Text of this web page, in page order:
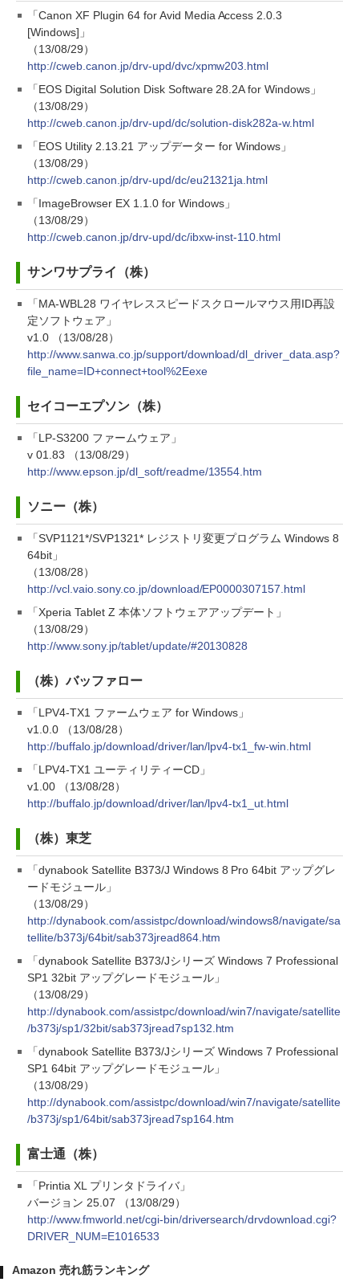
「Canon XF Plugin 64 for Avid Media Access 2.0.3
[Windows]」
（13/08/29）
http://cweb.canon.jp/drv-upd/dvc/xpmw203.html
「EOS Digital Solution Disk Software 28.2A for Windows」
（13/08/29）
http://cweb.canon.jp/drv-upd/dc/solution-disk282a-w.html
「EOS Utility 2.13.21 アップデーター for Windows」
（13/08/29）
http://cweb.canon.jp/drv-upd/dc/eu21321ja.html
「ImageBrowser EX 1.1.0 for Windows」
（13/08/29）
http://cweb.canon.jp/drv-upd/dc/ibxw-inst-110.html
サンワサプライ（株）
「MA-WBL28 ワイヤレススピードスクロールマウス用ID再設
定ソフトウェア」
v1.0 （13/08/28）
http://www.sanwa.co.jp/support/download/dl_driver_data.asp?
file_name=ID+connect+tool%2Eexe
セイコーエプソン（株）
「LP-S3200 ファームウェア」
v 01.83 （13/08/29）
http://www.epson.jp/dl_soft/readme/13554.htm
ソニー（株）
「SVP1121*/SVP1321* レジストリ変更プログラム Windows 8
64bit」
（13/08/28）
http://vcl.vaio.sony.co.jp/download/EP0000307157.html
「Xperia Tablet Z 本体ソフトウェアアップデート」
（13/08/29）
http://www.sony.jp/tablet/update/#20130828
（株）バッファロー
「LPV4-TX1 ファームウェア for Windows」
v1.0.0 （13/08/28）
http://buffalo.jp/download/driver/lan/lpv4-tx1_fw-win.html
「LPV4-TX1 ユーティリティーCD」
v1.00 （13/08/28）
http://buffalo.jp/download/driver/lan/lpv4-tx1_ut.html
（株）東芝
「dynabook Satellite B373/J Windows 8 Pro 64bit アップグレ
ードモジュール」
（13/08/29）
http://dynabook.com/assistpc/download/windows8/navigate/sa
tellite/b373j/64bit/sab373jread864.htm
「dynabook Satellite B373/Jシリーズ Windows 7 Professional
SP1 32bit アップグレードモジュール」
（13/08/29）
http://dynabook.com/assistpc/download/win7/navigate/satellite
/b373j/sp1/32bit/sab373jread7sp132.htm
「dynabook Satellite B373/Jシリーズ Windows 7 Professional
SP1 64bit アップグレードモジュール」
（13/08/29）
http://dynabook.com/assistpc/download/win7/navigate/satellite
/b373j/sp1/64bit/sab373jread7sp164.htm
富士通（株）
「Printia XL プリンタドライバ」
バージョン 25.07 （13/08/29）
http://www.fmworld.net/cgi-bin/driversearch/drvdownload.cgi?
DRIVER_NUM=E1016533
Amazon 売れ筋ランキング